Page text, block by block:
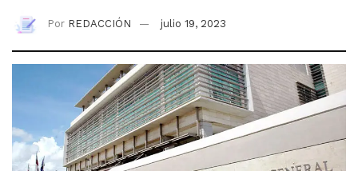
Por REDACCIÓN julio 19, 2023